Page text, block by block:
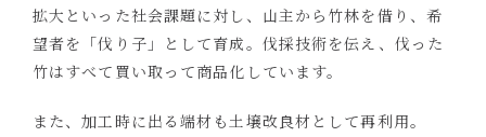
拡大といった社会課題に対し、山主から竹林を借り、希
望者を「伐り子」として育成。伐採技術を伝え、伐った
竹はすべて買い取って商品化しています。
また、加工時に出る端材も土壌改良材として再利用。